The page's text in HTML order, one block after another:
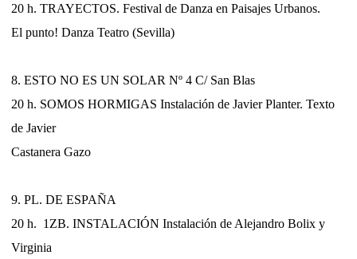
20 h. TRAYECTOS. Festival de Danza en Paisajes Urbanos.
El punto! Danza Teatro (Sevilla)
8. ESTO NO ES UN SOLAR Nº 4 C/ San Blas
20 h. SOMOS HORMIGAS Instalación de Javier Planter. Texto
de Javier
Castanera Gazo
9. PL. DE ESPAÑA
20 h. 1ZB. INSTALACIÓN Instalación de Alejandro Bolix y
Virginia